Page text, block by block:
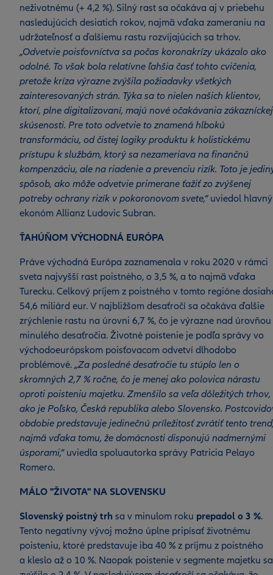
neživotnému (+ 4,2 %). Silný rast sa očakáva aj v priebehu
nasledujúcich desiatich rokov, najmä vďaka zameraniu na
udržateľnosť a ďalšiemu rastu rozvíjajúcich sa trhov.
„Odvetvie poisťovníctva sa počas koronakrízy ukázalo ako
odolné. To však bola relatívne ľahšia časť tohto cvičenia,
pretože kríza výrazne zvýšila požiadavky všetkých
zainteresovaných strán. Týka sa to nielen našich klientov,
ktorí, plne digitalizovaní, majú nové očakávania zákazníckej
skúsenosti. Pre toto odvetvie to znamená hlbokú
transformáciu, od čistej logiky produktu k holistickému
prístupu k službám, ktorý sa nezameriava na finančnú
kompenzáciu, ale na riadenie a prevenciu rizík. Toto je
spôsob, ako môže odvetvie primerane ťažiť zo zvýšenej
potreby ochrany rizík v pokoronovom svete,“ uviedol hlavný
ekonóm Allianz Ludovic Subran.
ŤAHÚŇOM VÝCHODNÁ EURÓPA
Práve východná Európa zaznamenala v roku 2020 v rámci
sveta najvyšší rast poistného, o 3,5 %, a to najmä vďaka
Turecku. Celkový príjem z poistného v tomto regióne
54,6 miliárd eur. V najbližšom desaťročí sa očakáva ďalšie
zrýchlenie rastu na úrovni 6,7 %, čo je výrazne nad úrovňou
minulého desaťročia. Životné poistenie je podľa správy vo
východoeurópskom poisťovacom odvetví dlhodobo
problémové. „Za posledné desaťročie tu stúplo len o
skromných 2,7 % ročne, čo je menej ako polovica nárastu
oproti poisteniu majetku. Zmenšilo sa veľa dôležitých trhov,
ako je Poľsko, Česká republika alebo Slovensko.
obdobie predstavuje jedinečnú príležitosť zvrátiť tento
najmä vďaka tomu, že domácnosti disponujú nadmernými
úsporami,” uviedla spoluautorka správy Patricia Pelayo
Romero.
MÁLO "ŽIVOTA" NA SLOVENSKU
Slovenský poistný trh sa v minulom roku prepadol o 3 %.
Tento negatívny vývoj možno úplne pripísať životnému
poisteniu, ktoré predstavuje iba 40 % z príjmu z poistného
a kleslo až o 10 %. Naopak poistenie v segmente majetku sa